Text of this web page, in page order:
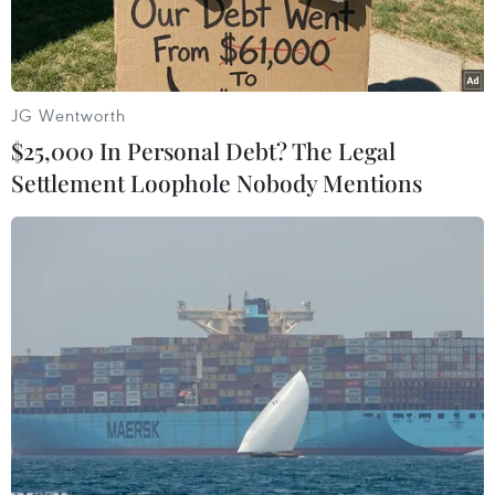
Mưa tại thành phố Vị Thanh, tỉnh Hậu Giang. (Ảnh: Duy
Khương/TTXVN)
Theo Trung tâm Dự báo Khí tượng Thủy văn
Quốc gia, từ ngày 20-29/11, nhiều khu vực có
mưa dông, đề phòng khả năng xảy ra lốc, sét,
JG Wentworth
$25,000 In Personal Debt? The Legal
Settlement Loophole Nobody Mentions